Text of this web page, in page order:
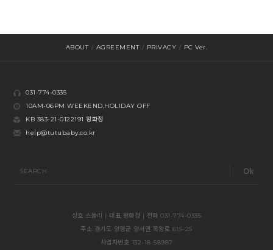
ABOUT / AGREEMENT / PRIVACY / PC Ver.
031-774-0335
10AM-06PM WEEKEND,HOLIDAY OFF
KB 383-21-0122191 왕화정
help@tutubaby.co.kr
SEARCH
상호 스몰리 | 대표 왕화정 | 전화 031-774-0335
주소 경기도 양평군 양서면 목왕로 615-25
사업자번호 132-18-58987